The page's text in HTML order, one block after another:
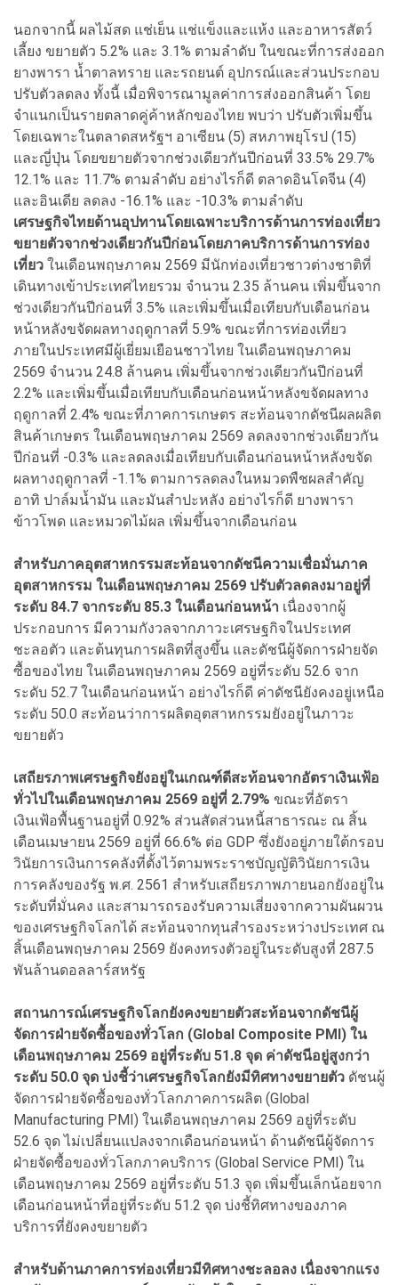
นอกจากนี้ ผลไม้สด แช่เย็น แช่แข็งและแห้ง และอาหารสัตว์
เลี้ยง ขยายตัว 5.2% และ 3.1% ตามลำดับ ในขณะที่การส่งออก
ยางพารา น้ำตาลทราย และรถยนต์ อุปกรณ์และส่วนประกอบ
ปรับตัวลดลง ทั้งนี้ เมื่อพิจารณามูลค่าการส่งออกสินค้า โดย
จำแนกเป็นรายตลาดคู่ค้าหลักของไทย พบว่า ปรับตัวเพิ่มขึ้น
โดยเฉพาะในตลาดสหรัฐฯ อาเซียน (5) สหภาพยุโรป (15)
และญี่ปุ่น โดยขยายตัวจากช่วงเดียวกันปีก่อนที่ 33.5% 29.7%
12.1% และ 11.7% ตามลำดับ อย่างไรก็ดี ตลาดอินโดจีน (4)
และอินเดีย ลดลง -16.1% และ -10.3% ตามลำดับ
เศรษฐกิจไทยด้านอุปทานโดยเฉพาะบริการด้านการท่องเที่ยว
ขยายตัวจากช่วงเดียวกันปีก่อนโดยภาคบริการด้านการท่อง
เที่ยว ในเดือนพฤษภาคม 2569 มีนักท่องเที่ยวชาวต่างชาติที่
เดินทางเข้าประเทศไทยรวม จำนวน 2.35 ล้านคน เพิ่มขึ้นจาก
ช่วงเดียวกันปีก่อนที่ 3.5% และเพิ่มขึ้นเมื่อเทียบกับเดือนก่อน
หน้าหลังขจัดผลทางฤดูกาลที่ 5.9% ขณะที่การท่องเที่ยว
ภายในประเทศมีผู้เยี่ยมเยือนชาวไทย ในเดือนพฤษภาคม
2569 จำนวน 24.8 ล้านคน เพิ่มขึ้นจากช่วงเดียวกันปีก่อนที่
2.2% และเพิ่มขึ้นเมื่อเทียบกับเดือนก่อนหน้าหลังขจัดผลทาง
ฤดูกาลที่ 2.4% ขณะที่ภาคการเกษตร สะท้อนจากดัชนีผลผลิต
สินค้าเกษตร ในเดือนพฤษภาคม 2569 ลดลงจากช่วงเดียวกัน
ปีก่อนที่ -0.3% และลดลงเมื่อเทียบกับเดือนก่อนหน้าหลังขจัด
ผลทางฤดูกาลที่ -1.1% ตามการลดลงในหมวดพืชผลสำคัญ
อาทิ ปาล์มน้ำมัน และมันสำปะหลัง อย่างไรก็ดี ยางพารา
ข้าวโพด และหมวดไม้ผล เพิ่มขึ้นจากเดือนก่อน
สำหรับภาคอุตสาหกรรมสะท้อนจากดัชนีความเชื่อมั่นภาค
อุตสาหกรรม ในเดือนพฤษภาคม 2569 ปรับตัวลดลงมาอยู่ที่
ระดับ 84.7 จากระดับ 85.3 ในเดือนก่อนหน้า เนื่องจากผู้
ประกอบการ มีความกังวลจากภาวะเศรษฐกิจในประเทศ
ชะลอตัว และต้นทุนการผลิตที่สูงขึ้น และดัชนีผู้จัดการฝ่ายจัด
ซื้อของไทย ในเดือนพฤษภาคม 2569 อยู่ที่ระดับ 52.6 จาก
ระดับ 52.7 ในเดือนก่อนหน้า อย่างไรก็ดี ค่าดัชนียังคงอยู่เหนือ
ระดับ 50.0 สะท้อนว่าการผลิตอุตสาหกรรมยังอยู่ในภาวะ
ขยายตัว
เสถียรภาพเศรษฐกิจยังอยู่ในเกณฑ์ดีสะท้อนจากอัตราเงินเฟ้อ
ทั่วไปในเดือนพฤษภาคม 2569 อยู่ที่ 2.79% ขณะที่อัตรา
เงินเฟ้อพื้นฐานอยู่ที่ 0.92% ส่วนสัดส่วนหนี้สาธารณะ ณ สิ้น
เดือนเมษายน 2569 อยู่ที่ 66.6% ต่อ GDP ซึ่งยังอยู่ภายใต้กรอบ
วินัยการเงินการคลังที่ตั้งไว้ตามพระราชบัญญัติวินัยการเงิน
การคลังของรัฐ พ.ศ. 2561 สำหรับเสถียรภาพภายนอกยังอยู่ใน
ระดับที่มั่นคง และสามารถรองรับความเสี่ยงจากความผันผวน
ของเศรษฐกิจโลกได้ สะท้อนจากทุนสำรองระหว่างประเทศ ณ
สิ้นเดือนพฤษภาคม 2569 ยังคงทรงตัวอยู่ในระดับสูงที่ 287.5
พันล้านดอลลาร์สหรัฐ
สถานการณ์เศรษฐกิจโลกยังคงขยายตัวสะท้อนจากดัชนีผู้
จัดการฝ่ายจัดซื้อของทั่วโลก (Global Composite PMI) ใน
เดือนพฤษภาคม 2569 อยู่ที่ระดับ 51.8 จุด ค่าดัชนีอยู่สูงกว่า
ระดับ 50.0 จุด บ่งชี้ว่าเศรษฐกิจโลกยังมีทิศทางขยายตัว ดัชนผู้
จัดการฝ่ายจัดซื้อของทั่วโลกภาคการผลิต (Global
Manufacturing PMI) ในเดือนพฤษภาคม 2569 อยู่ที่ระดับ
52.6 จุด ไม่เปลี่ยนแปลงจากเดือนก่อนหน้า ด้านดัชนีผู้จัดการ
ฝ่ายจัดซื้อของทั่วโลกภาคบริการ (Global Service PMI) ใน
เดือนพฤษภาคม 2569 อยู่ที่ระดับ 51.3 จุด เพิ่มขึ้นเล็กน้อยจาก
เดือนก่อนหน้าที่อยู่ที่ระดับ 51.2 จุด บ่งชี้ทิศทางของภาค
บริการที่ยังคงขยายตัว
สำหรับด้านภาคการท่องเที่ยวมีทิศทางชะลอลง เนื่องจากแรง